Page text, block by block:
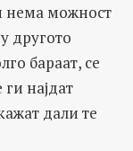
нема можност
другото
бараат, се
најдат
дали те